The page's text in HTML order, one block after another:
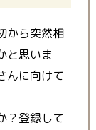
から突然相
と思いま
んに向けて
？登録して